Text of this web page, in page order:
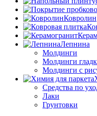
Ковролин
Лепнина
Молдинги
Молдинги
Молдинги с
Средства по
Лаки
Грунтовки